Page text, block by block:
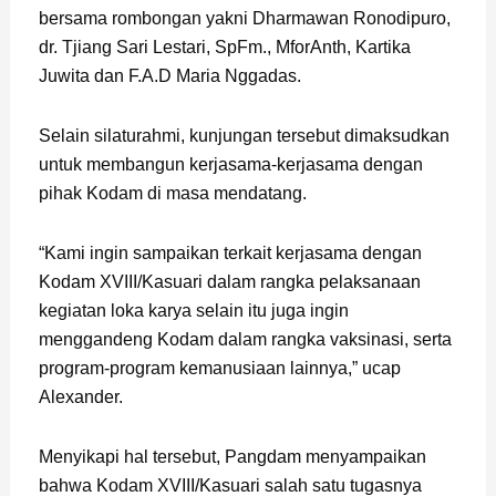
bersama rombongan yakni Dharmawan Ronodipuro,
dr. Tjiang Sari Lestari, SpFm., MforAnth, Kartika
Juwita dan F.A.D Maria Nggadas.
Selain silaturahmi, kunjungan tersebut dimaksudkan
untuk membangun kerjasama-kerjasama dengan
pihak Kodam di masa mendatang.
“Kami ingin sampaikan terkait kerjasama dengan
Kodam XVIII/Kasuari dalam rangka pelaksanaan
kegiatan loka karya selain itu juga ingin
menggandeng Kodam dalam rangka vaksinasi, serta
program-program kemanusiaan lainnya,” ucap
Alexander.
Menyikapi hal tersebut, Pangdam menyampaikan
bahwa Kodam XVIII/Kasuari salah satu tugasnya